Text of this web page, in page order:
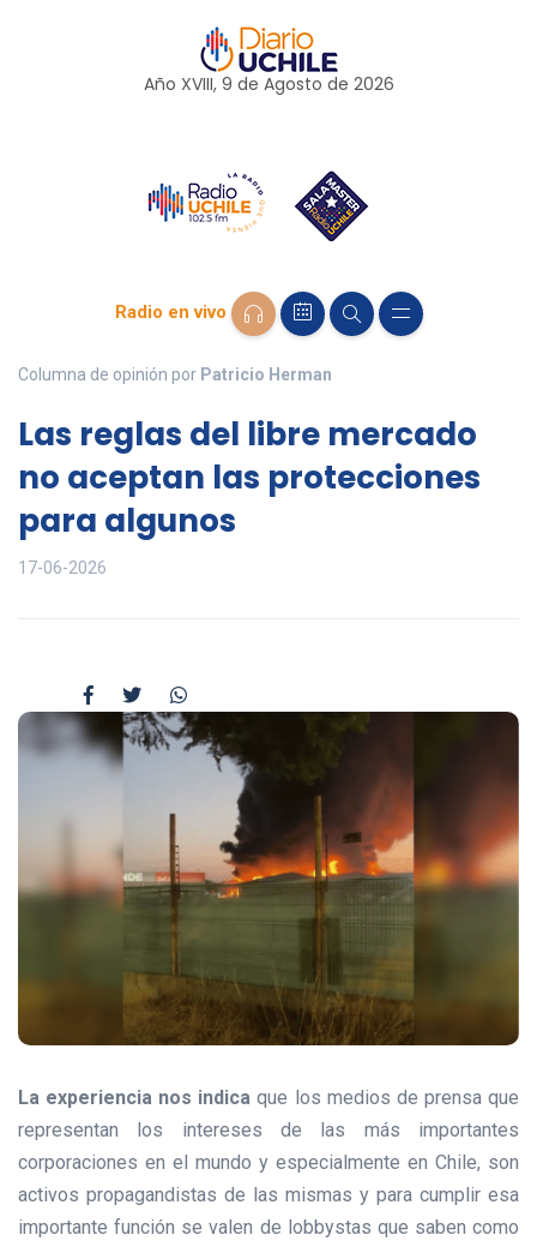
Año XVIII, 9 de Agosto de 2026
Radio en vivo
Columna de opinión por Patricio Herman
Las reglas del libre mercado
no aceptan las protecciones
para algunos
17-06-2026
La experiencia nos indica que los medios de prensa que
representan los intereses de las más importantes
corporaciones en el mundo y especialmente en Chile, son
activos propagandistas de las mismas y para cumplir esa
importante función se valen de lobbystas que saben como